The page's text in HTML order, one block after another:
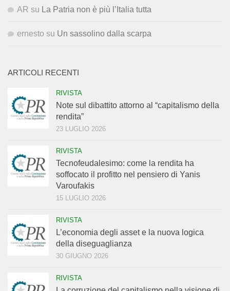
AR su La Patria non è più l’Italia tutta
ernesto su Un sassolino dalla scarpa
ARTICOLI RECENTI
RIVISTA
Note sul dibattito attorno al “capitalismo della
rendita”
23 LUGLIO 2026
RIVISTA
Tecnofeudalesimo: come la rendita ha
soffocato il profitto nel pensiero di Yanis
Varoufakis
15 LUGLIO 2026
RIVISTA
L’economia degli asset e la nuova logica
della diseguaglianza
30 GIUGNO 2026
RIVISTA